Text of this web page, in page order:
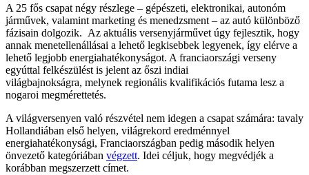
A 25 fős csapat négy részlege – gépészeti, elektronikai, autonóm
járművek, valamint marketing és menedzsment – az autó különböző
fázisain dolgozik. Az aktuális versenyjárművet úgy fejlesztik, hogy
annak menetellenállásai a lehető legkisebbek legyenek, így elérve a
lehető legjobb energiahatékonyságot. A franciaországi verseny
egyúttal felkészülést is jelent az őszi indiai
világbajnokságra, melynek regionális kvalifikációs futama lesz a
nogaroi megmérettetés.
A világversenyen való részvétel nem idegen a csapat számára: tavaly
Hollandiában első helyen, világrekord eredménnyel
energiahatékonysági, Franciaországban pedig második helyen
önvezető kategóriában végzett. Idei céljuk, hogy megvédjék a
korábban megszerzett címet.